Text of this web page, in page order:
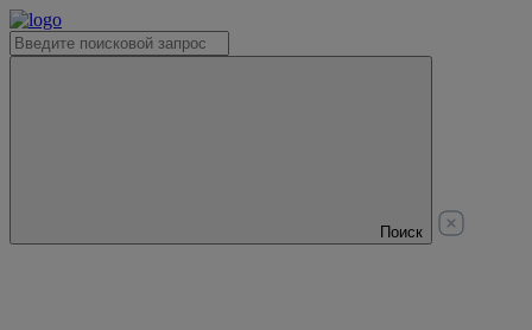
Поиск